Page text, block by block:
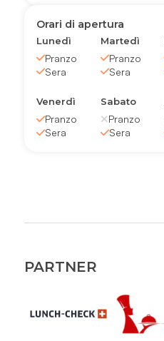
Orari di apertura
Lunedì
Pranzo
Sera
Martedì
Pranzo
Sera
Venerdì
Pranzo
Sera
Sabato
Pranzo
Sera
PARTNER